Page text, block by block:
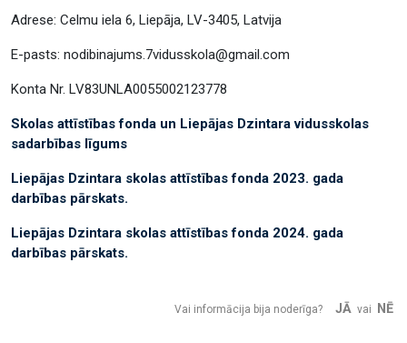
Adrese: Celmu iela 6, Liepāja, LV-3405, Latvija
E-pasts: nodibinajums.7vidusskola@gmail.com
Konta Nr. LV83UNLA0055002123778
Skolas attīstības fonda un Liepājas Dzintara vidusskolas
sadarbības līgums
Liepājas Dzintara skolas attīstības fonda 2023. gada
darbības pārskats.
Liepājas Dzintara skolas attīstības fonda 2024. gada
darbības pārskats.
Vai informācija bija noderīga? JĀ vai NĒ